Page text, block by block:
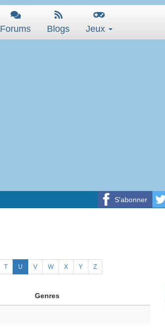
Forums Blogs Jeux
S'abonner
T U V W X Y Z
Genres